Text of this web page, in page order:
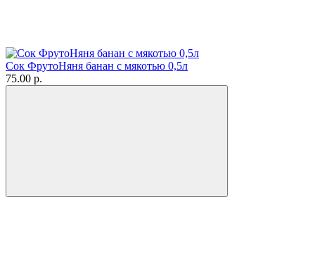
Сок ФрутоНяня банан с мякотью 0,5л
75.00 р.